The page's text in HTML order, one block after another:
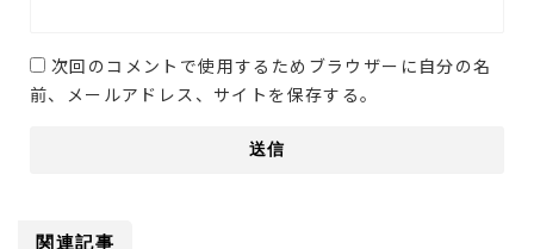
次回のコメントで使用するためブラウザーに自分の名
前、メールアドレス、サイトを保存する。
関連記事